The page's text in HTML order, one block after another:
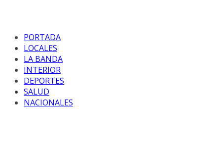
PORTADA
LOCALES
LA BANDA
INTERIOR
DEPORTES
SALUD
NACIONALES